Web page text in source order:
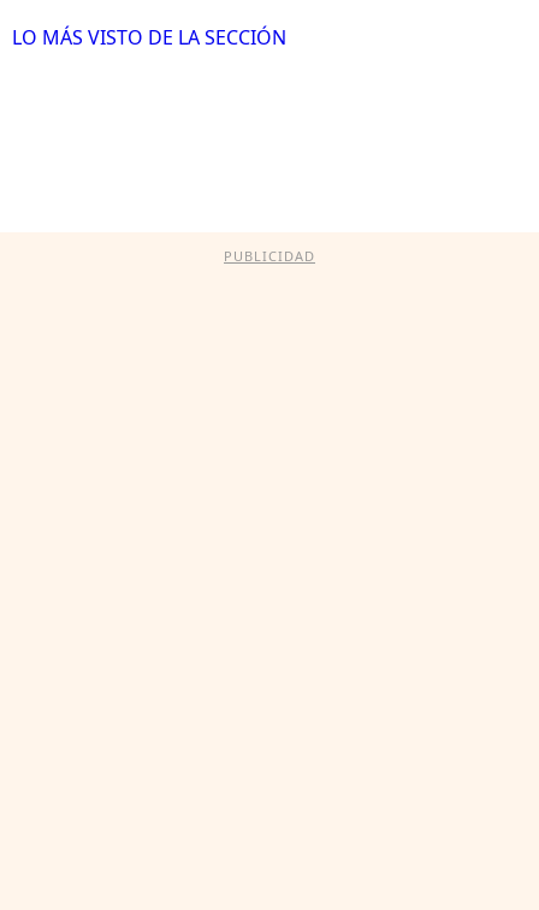
LO MÁS VISTO DE LA SECCIÓN
PUBLICIDAD